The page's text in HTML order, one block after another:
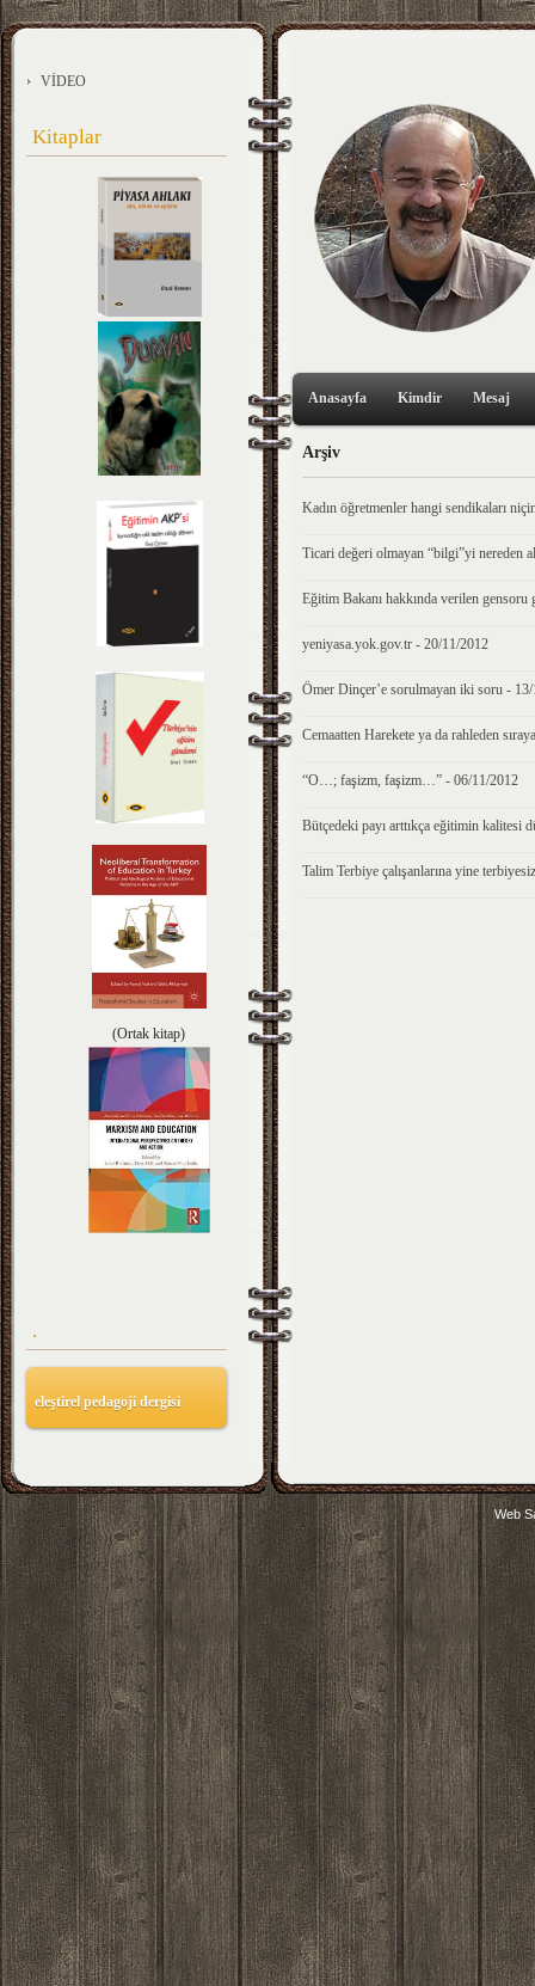
VİDEO
Kitaplar
(Ortak kitap)
.
eleştirel pedagoji dergisi
Anasayfa Kimdir Mesaj
Arşiv
Kadın öğretmenler hangi sendikaları
Ticari değeri olmayan “bilgi”yi nereden
Eğitim Bakanı hakkında verilen
yeniyasa.yok.gov.tr - 20/11/2012
Ömer Dinçer’e sorulmayan iki soru -
Cemaatten Harekete ya da rahleden
“O…; faşizm, faşizm…” - 06/11/2012
Bütçedeki payı arttıkça eğitimin kalitesi
Talim Terbiye çalışanlarına yine
Web